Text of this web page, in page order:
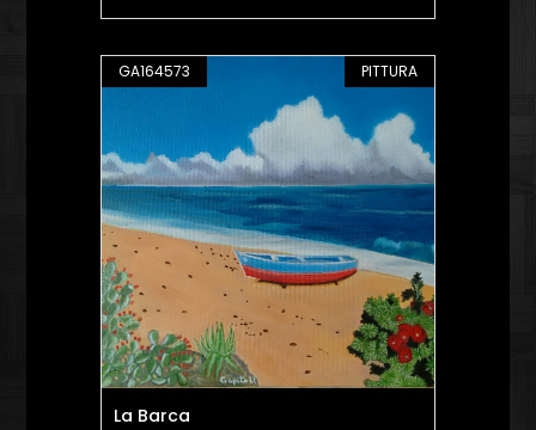
GA164573 PITTURA
La Barca